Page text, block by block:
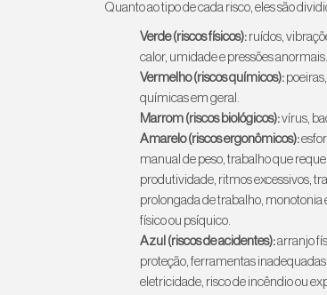
Quanto ao tipo de cada risco, eles são
Verde (riscos físicos): ruídos,
calor, umidade e pressões anormais.
Vermelho (riscos químicos):
químicas em geral.
Marrom (riscos biológicos):vírus,
Amarelo (riscos ergonômicos):
manual de peso, trabalho que
produtividade, ritmos excessivos,
prolongada de trabalho, monotonia
físico ou psíquico.
Azul (riscos de acidentes):arranjo
proteção, ferramentas
eletricidade, risco de incêndio ou